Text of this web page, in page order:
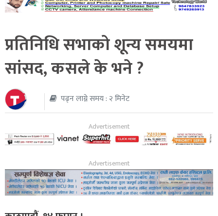
विचार
अर्थ
संवाद
मनोरञ्जन
प्रतिनिधि सभाको शून्य समयमा
सांसद, कसले के भने ?
पढ्न लाग्ने समय : २ मिनेट